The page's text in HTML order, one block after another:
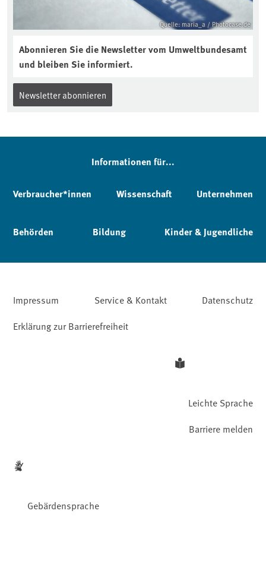
Quelle: maria_a / Photocase.de
Abonnieren Sie die Newsletter vom Umweltbundesamt
und bleiben Sie informiert.
Newsletter abonnieren
Informationen für...
Verbraucher*innen Wissenschaft Unternehmen
Behörden Bildung Kinder & Jugendliche
Impressum Service & Kontakt
Datenschutz
Erklärung zur Barrierefreiheit
Leichte Sprache
Gebärdensprache
Barriere melden